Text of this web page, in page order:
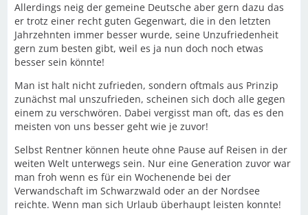
Allerdings neig der gemeine Deutsche aber gern dazu das
er trotz einer recht guten Gegenwart, die in den letzten
Jahrzehnten immer besser wurde, seine Unzufriedenheit
gern zum besten gibt, weil es ja nun doch noch etwas
besser sein könnte!
Man ist halt nicht zufrieden, sondern oftmals aus Prinzip
zunächst mal unszufrieden, scheinen sich doch alle gegen
einem zu verschwören. Dabei vergisst man oft, das es den
meisten von uns besser geht wie je zuvor!
Selbst Rentner können heute ohne Pause auf Reisen in der
weiten Welt unterwegs sein. Nur eine Generation zuvor war
man froh wenn es für ein Wochenende bei der
Verwandschaft im Schwarzwald oder an der Nordsee
reichte. Wenn man sich Urlaub überhaupt leisten konnte!